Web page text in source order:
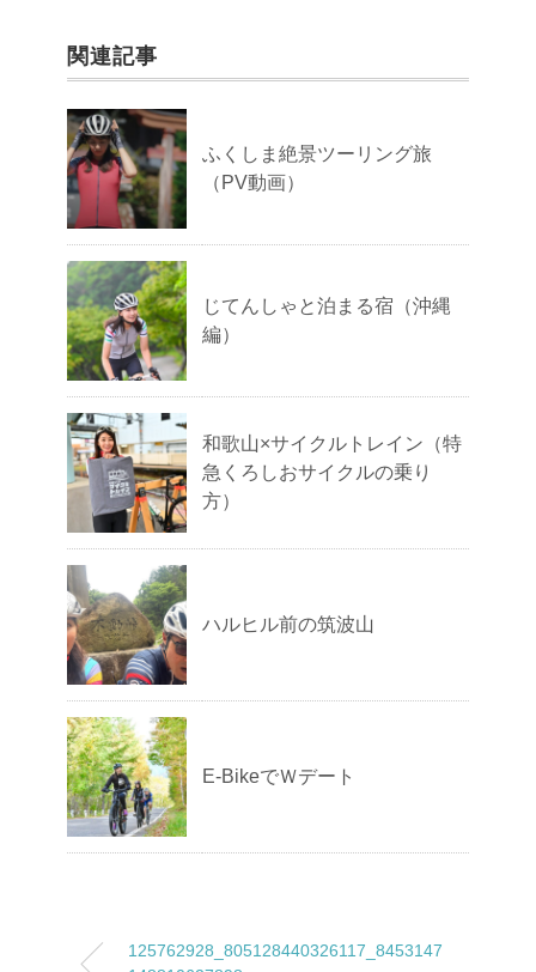
関連記事
ふくしま絶景ツーリング旅
（PV動画）
じてんしゃと泊まる宿（沖縄
編）
和歌山×サイクルトレイン（特
急くろしおサイクルの乗り
方）
ハルヒル前の筑波山
E-BikeでＷデート
125762928_805128440326117_8453147